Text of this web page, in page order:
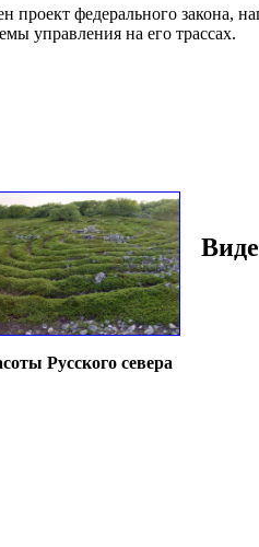
федерального закона,
управления на его трассах.
Русского севера